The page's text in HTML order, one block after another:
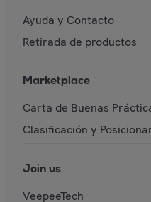
Ayuda y Contacto
Retirada de productos
Marketplace
Carta de Buenas
Clasificación y
Join us
VeepeeTech